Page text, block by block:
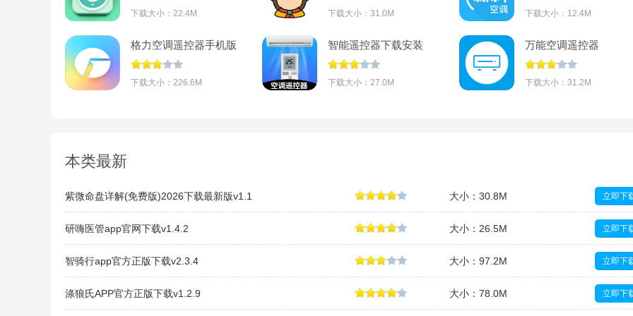
下载大小：22.4M 下载大小：31.0M 下载大小：12.4M
格力空调遥控器手机版
(格力+)v6.2.9.11最新版
下载大小：226.6M
智能遥控器下载安装
v1.6.0
下载大小：27.0M
万能空调遥控器
appv1.6.0
下载大小：31.2M
本类最新
紫微命盘详解(免费版)2026下载最新版v1.1 大小：30.8M 立即下
研嗨医管app官网下载v1.4.2 大小：26.5M 立即下
智骑行app官方正版下载v2.3.4 大小：97.2M 立即下
涤狼氏APP官方正版下载v1.2.9 大小：78.0M 立即下